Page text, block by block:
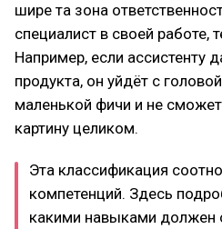
шире та зона
специалист в своей работе,
Например, если ассистенту
продукта, он уйдёт с
маленькой фичи и не
картину целиком.
Эта классификация
компетенций. Здесь
какими навыками должен